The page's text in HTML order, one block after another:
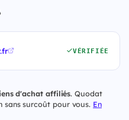
VÉRIFIÉE
d'achat affiliés. Quodat
sans surcoût pour vous. En